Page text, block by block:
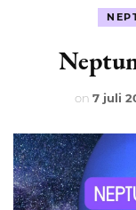
on 7 juli